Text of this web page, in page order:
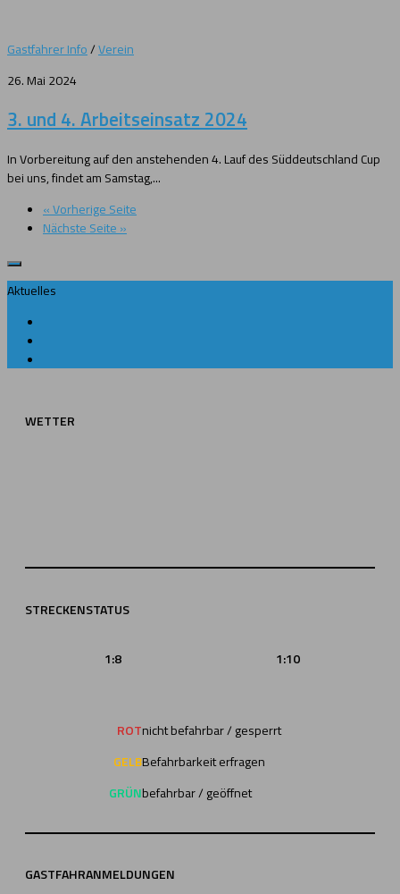
Gastfahrer Info/Verein
26. Mai 2024
3. und 4. Arbeitseinsatz 2024
In Vorbereitung auf den anstehenden 4. Lauf des Süddeutschland Cup
bei uns, findet am Samstag,...
« Vorherige Seite
Nächste Seite »
Aktuelles
WETTER
STRECKENSTATUS
1:8 1:10
ROT
GELB
GRÜN
nicht befahrbar / gesperrt
Befahrbarkeit erfragen
befahrbar / geöffnet
GASTFAHRANMELDUNGEN